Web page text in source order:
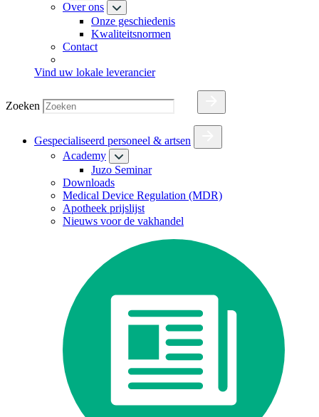
Over ons
Onze geschiedenis
Kwaliteitsnormen
Contact
Vind uw lokale leverancier
Zoeken
Gespecialiseerd personeel & artsen
Academy
Juzo Seminar
Downloads
Medical Device Regulation (MDR)
Apotheek prijslijst
Nieuws voor de vakhandel